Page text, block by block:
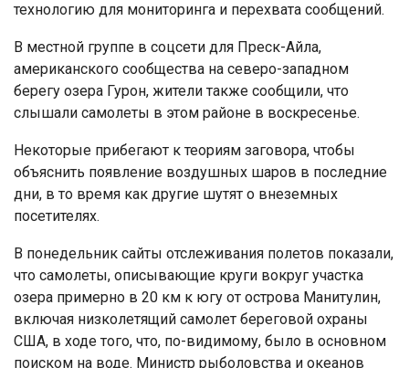
технологию для мониторинга и перехвата сообщений.
В местной группе в соцсети для Преск-Айла,
американского сообщества на северо-западном
берегу озера Гурон, жители также сообщили, что
слышали самолеты в этом районе в воскресенье.
Некоторые прибегают к теориям заговора, чтобы
объяснить появление воздушных шаров в последние
дни, в то время как другие шутят о внеземных
посетителях.
В понедельник сайты отслеживания полетов показали,
что самолеты, описывающие круги вокруг участка
озера примерно в 20 км к югу от острова Манитулин,
включая низколетящий самолет береговой охраны
США, в ходе того, что, по-видимому, было в основном
поиском на воде. Министр рыболовства и океанов